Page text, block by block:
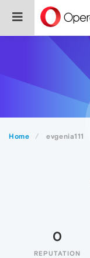
Home evgenia111
0
REPUTATION